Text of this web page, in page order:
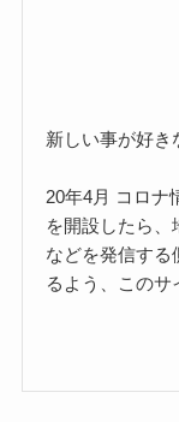
新しい事が好き
20年4月 コロナ
を開設したら、
などを発信する
るよう、このサ